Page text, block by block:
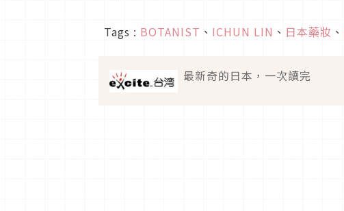
Tags : BOTANIST 、 ICHUN LIN 、 日本藥妝 、
最新奇的日本，一次讀完